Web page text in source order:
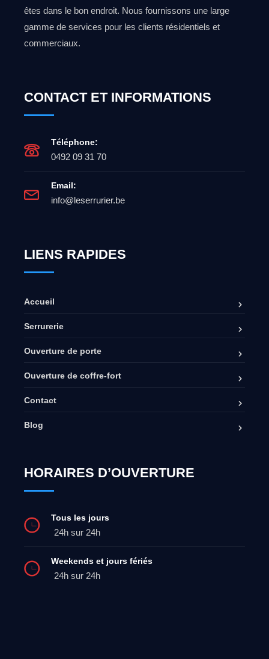
êtes dans le bon endroit. Nous fournissons une large
gamme de services pour les clients résidentiels et
commerciaux.
CONTACT ET INFORMATIONS
Téléphone:
0492 09 31 70
Email:
info@leserrurier.be
LIENS RAPIDES
Accueil
Serrurerie
Ouverture de porte
Ouverture de coffre-fort
Contact
Blog
HORAIRES D’OUVERTURE
Tous les jours
24h sur 24h
Weekends et jours fériés
24h sur 24h